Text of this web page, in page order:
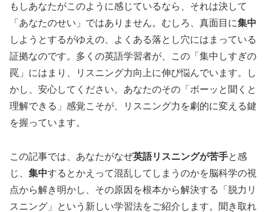
もしあなたがこのように感じているなら、それは決して
「あなたのせい」ではありません。むしろ、真面目に集中
しようとするがゆえの、よくある落とし穴にはまっている
証拠なのです。多くの英語学習者が、この「集中しすぎの
罠」にはまり、リスニング力向上に伸び悩んでいます。し
かし、安心してください。あなたのその「ボーッと聞くと
理解できる」感覚こそが、リスニング力を劇的に変える鍵
を握っています。
この記事では、あなたがなぜ英語リスニングが苦手と感
じ、 集中するとかえって混乱してしまうのかを脳科学の視
点から解き明かし、その原因を根本から解決する「脱力リ
スニング」という新しい学習法をご紹介します。聞き取れ